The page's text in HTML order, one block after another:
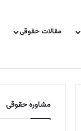
مقالات حقوقی
مشاوره حقوقی